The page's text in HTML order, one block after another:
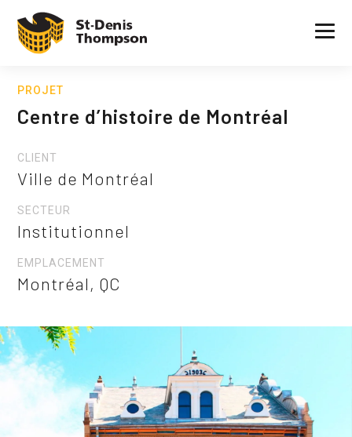
PROJET
Centre d’histoire de Montréal
CLIENT
Ville de Montréal
SECTEUR
Institutionnel
EMPLACEMENT
Montréal, QC